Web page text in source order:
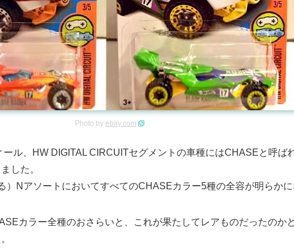
Photo by ebay.com
ール、HW DIGITAL CIRCUITセグメントの車種にはCHASEと呼ば
した。
）NアソートにおいてすべてのCHASEカラー5種の全容が明らかに
カラー全種のおさらいと、これが果たしてレアものだったのか